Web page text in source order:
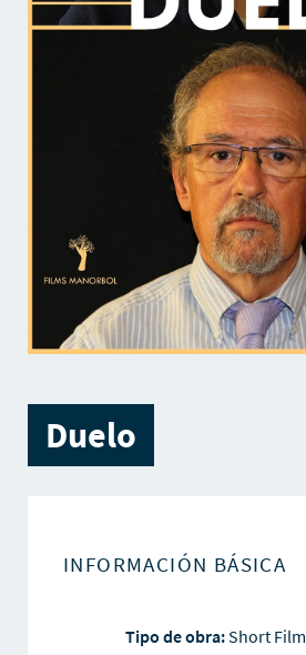
Duelo
INFORMACIÓN BÁSICA
Tipo de obra:Short Film